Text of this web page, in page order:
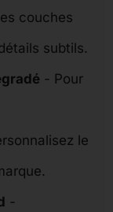
couches
subtils.
- Pour
le
-